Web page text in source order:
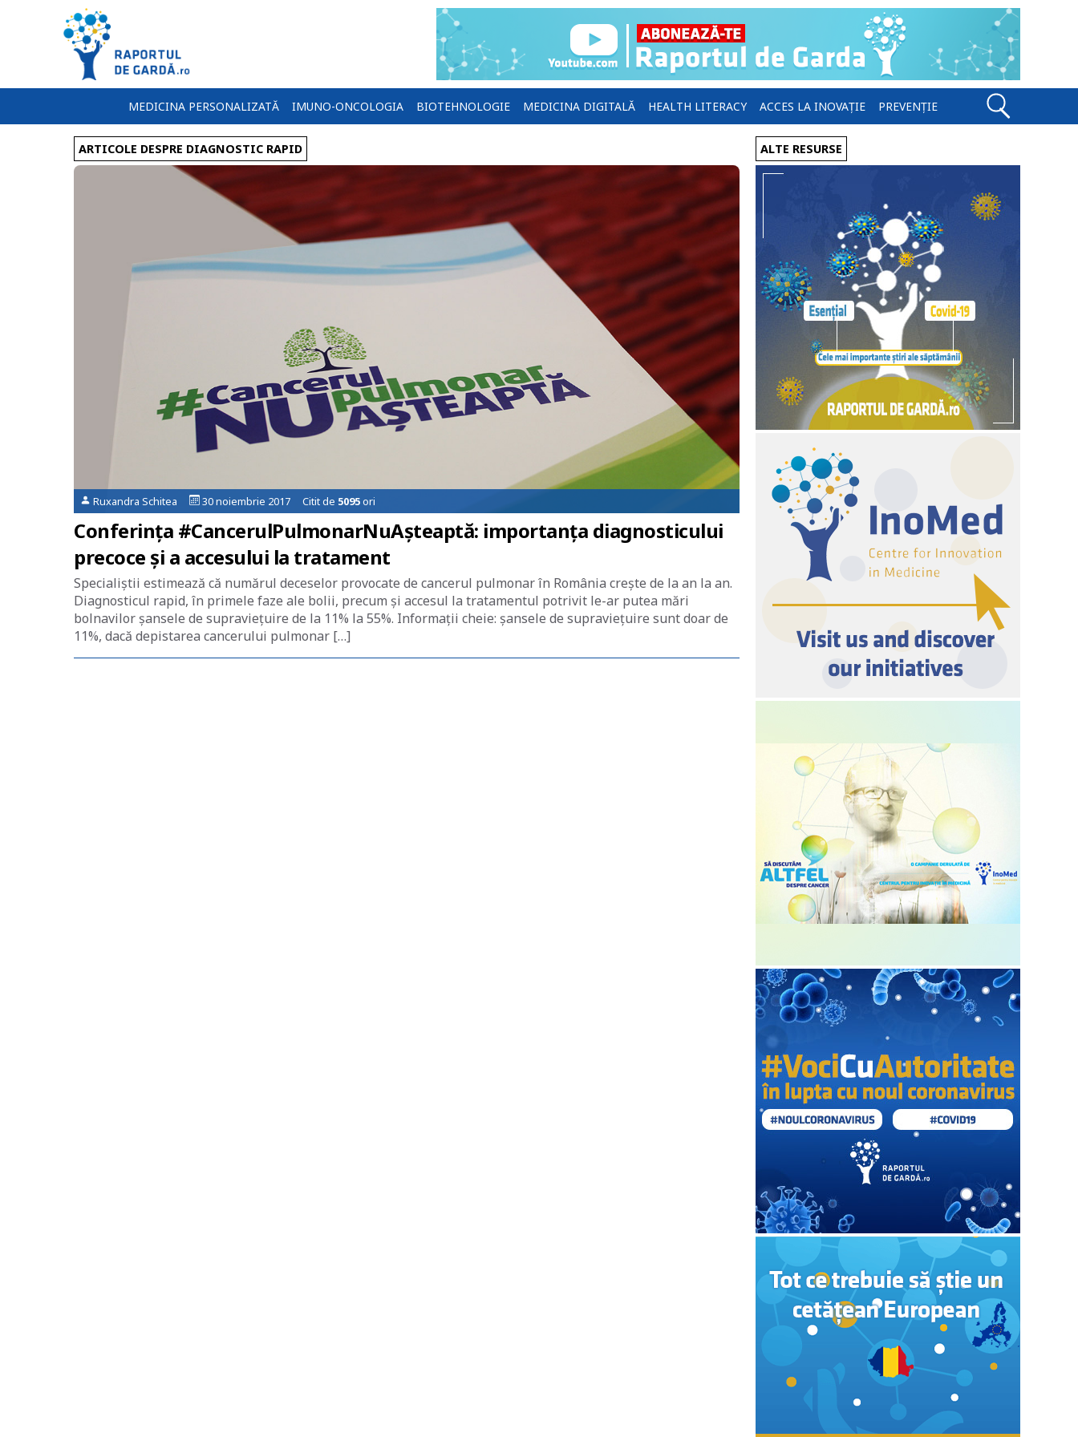
MEDICINA PERSONALIZATĂ IMUNO-ONCOLOGIA BIOTEHNOLOGIE MEDICINA DIGITALĂ HEALTH LITERACY ACCES LA INOVAȚIE PREVENȚIE
ARTICOLE DESPRE DIAGNOSTIC RAPID
Ruxandra Schitea 30 noiembrie 2017 Citit de 5095ori
Conferința #CancerulPulmonarNuAșteaptă: importanța diagnosticului
precoce și a accesului la tratament
Specialiștii estimează că numărul deceselor provocate de cancerul pulmonar în România crește de la an la an.
Diagnosticul rapid, în primele faze ale bolii, precum și accesul la tratamentul potrivit le-ar putea mări
bolnavilor șansele de supraviețuire de la 11% la 55%. Informații cheie: șansele de supraviețuire sunt doar de
11%, dacă depistarea cancerului pulmonar […]
ALTE RESURSE